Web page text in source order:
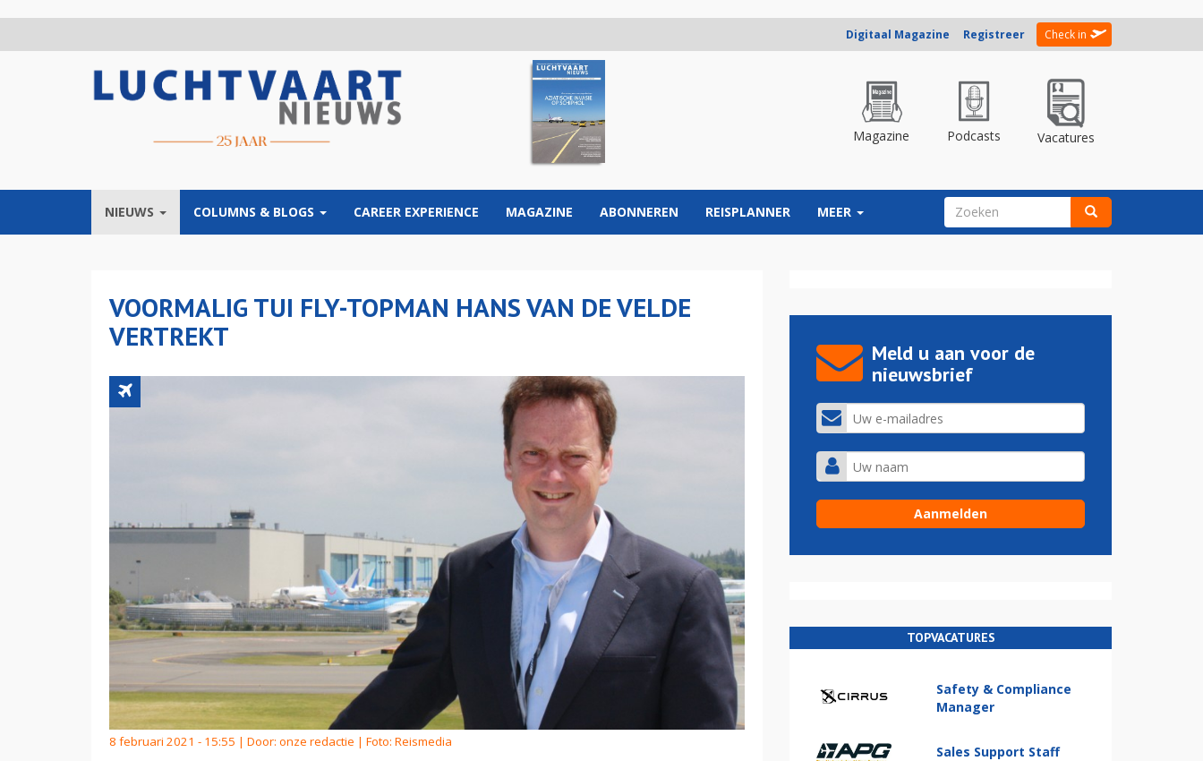
Digitaal Magazine Registreer Check in
Magazine Podcasts Vacatures
NIEUWS COLUMNS & BLOGS CAREER EXPERIENCE MAGAZINE ABONNEREN REISPLANNER MEER ZOEKVELD
VOORMALIG TUI FLY-TOPMAN HANS VAN DE VELDE
VERTREKT
8 februari 2021 - 15:55 | Door: onze redactie | Foto: Reismedia
Meld u aan voor de
nieuwsbrief
TOPVACATURES
Safety & Compliance
Manager
Sales Support Staff